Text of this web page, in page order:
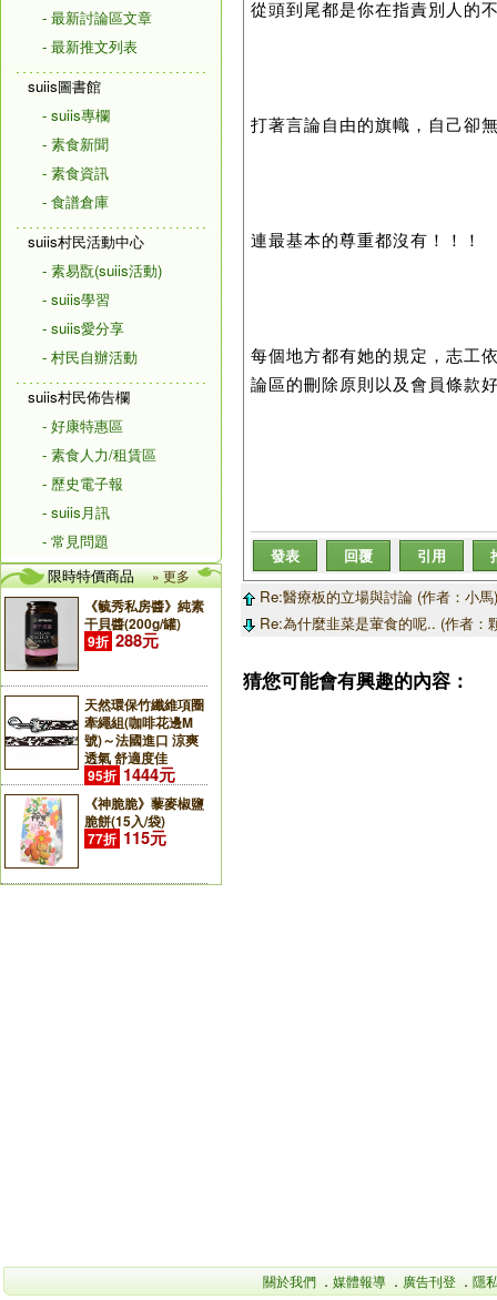
- 最新討論區文章
- 最新推文列表
suiis圖書館
- suiis專欄
- 素食新聞
- 素食資訊
- 食譜倉庫
suiis村民活動中心
- 素易翫(suiis活動)
- suiis學習
- suiis愛分享
- 村民自辦活動
suiis村民佈告欄
- 好康特惠區
- 素食人力/租賃區
- 歷史電子報
- suiis月訊
- 常見問題
限時特價商品
» 更多
《毓秀私房醬》純素
干貝醬(200g/罐)
9折 288元
天然環保竹纖維項圈
牽繩組(咖啡花邊M
號)～法國進口 涼爽
透氣 舒適度佳
95折 1444元
《神脆脆》藜麥椒鹽
脆餅(15入/袋)
77折 115元
從頭到尾都是你在指責別人的
打著言論自由的旗幟，自己卻
連最基本的尊重都沒有！！！
每個地方都有她的規定，志工
論區的刪除原則以及會員條款
發表 回覆 引用
Re:醫療板的立場與討論 (作者：小馬)
Re:為什麼韭菜是葷食的呢.. (作者：
猜您可能會有興趣的內容：
關於我們 ． 媒體報導 ． 廣告刊登 ． 隱